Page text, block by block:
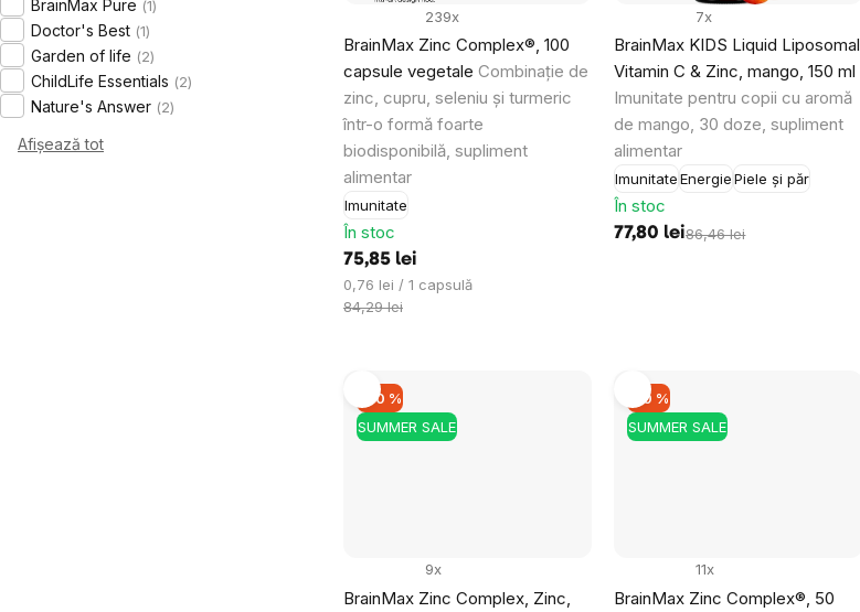
BrainMax Pure 1
Doctor's Best 1
Garden of life 2
ChildLife Essentials 2
Nature's Answer 2
Afișează tot
BrainMax Zinc Complex®, 100
capsule vegetale Combinație de
zinc, cupru, seleniu și turmeric
într-o formă foarte
biodisponibilă, supliment
alimentar
Imunitate
239x
În stoc
75,85 lei
Evaluare
preţ:
0,76 lei / 1 capsulă
84,29 lei
BrainMax KIDS Liquid Liposomal
Vitamin C & Zinc, mango, 150 ml
Imunitate pentru copii cu aromă
de mango, 30 doze, supliment
alimentar
Imunitate Energie Piele și păr
7x
În stoc
77,80 lei86,46 lei
SUMMER SALE
–40 %
BrainMax Zinc Complex, Zinc,
9x
SUMMER SALE
–10 %
BrainMax Zinc Complex®, 50
11x